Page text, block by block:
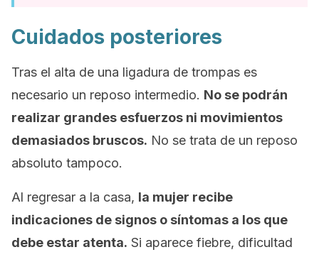
Cuidados posteriores
Tras el alta de una ligadura de trompas es
necesario un reposo intermedio. No se podrán
realizar grandes esfuerzos ni movimientos
demasiados bruscos. No se trata de un reposo
absoluto tampoco.
Al regresar a la casa, la mujer recibe
indicaciones de signos o síntomas a los que
debe estar atenta. Si aparece fiebre, dificultad